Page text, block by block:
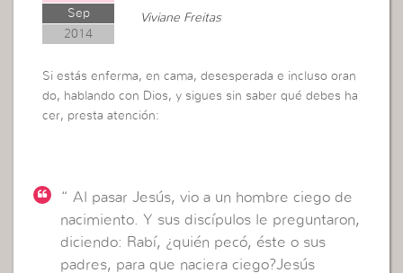
Sep
2014
Viviane Freitas
Si estás enferma, en cama, desesperada e incluso oran
do, hablando con Dios, y sigues sin saber qué debes ha
cer, presta atención:
“ Al pasar Jesús, vio a un hombre ciego de
nacimiento. Y sus discípulos le preguntaron,
diciendo: Rabí, ¿quién pecó, éste o sus
padres, para que naciera ciego?Jesús